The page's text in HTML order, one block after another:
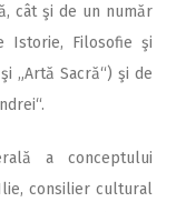
cât şi de un număr
Istorie, Filosofie şi
„Artă Sacră“) şi de
a conceptului
consilier cultural